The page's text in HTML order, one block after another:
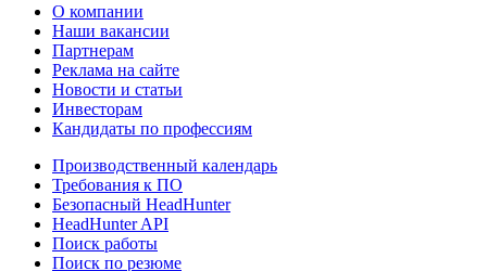
О компании
Наши вакансии
Партнерам
Реклама на сайте
Новости и статьи
Инвесторам
Кандидаты по профессиям
Производственный календарь
Требования к ПО
Безопасный HeadHunter
HeadHunter API
Поиск работы
Поиск по резюме